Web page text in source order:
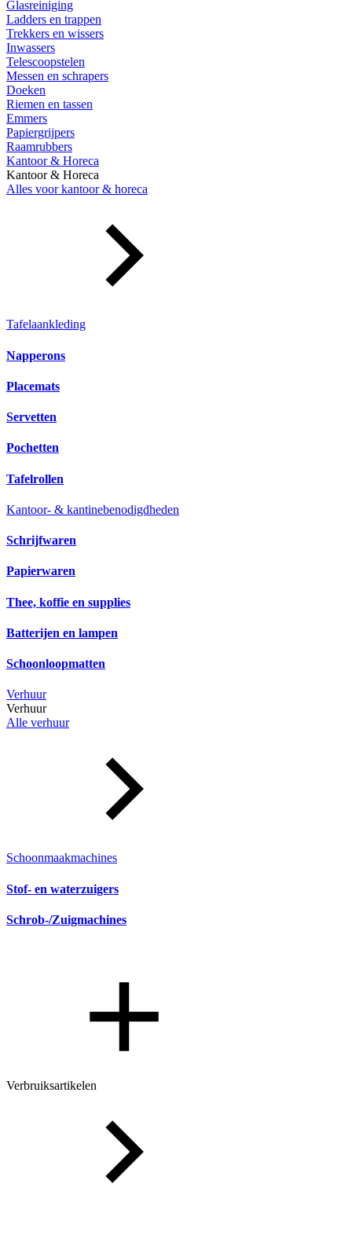
Glasreiniging
Ladders en trappen
Trekkers en wissers
Inwassers
Telescoopstelen
Messen en schrapers
Doeken
Riemen en tassen
Emmers
Papiergrijpers
Raamrubbers
Kantoor & Horeca
Kantoor & Horeca
Alles voor kantoor & horeca
Tafelaankleding
Napperons
Placemats
Servetten
Pochetten
Tafelrollen
Kantoor- & kantinebenodigdheden
Schrijfwaren
Papierwaren
Thee, koffie en supplies
Batterijen en lampen
Schoonloopmatten
Verhuur
Verhuur
Alle verhuur
Schoonmaakmachines
Stof- en waterzuigers
Schrob-/Zuigmachines
Verbruiksartikelen